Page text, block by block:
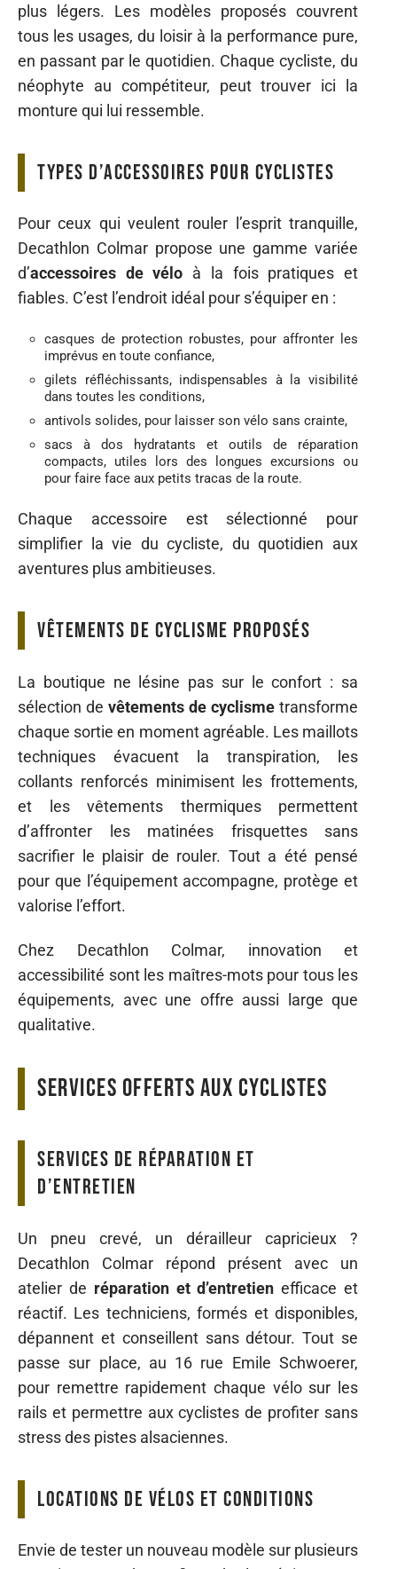
plus légers. Les modèles proposés couvrent
tous les usages, du loisir à la performance pure,
en passant par le quotidien. Chaque cycliste, du
néophyte au compétiteur, peut trouver ici la
monture qui lui ressemble.
Types d’accessoires pour cyclistes
Pour ceux qui veulent rouler l’esprit tranquille,
Decathlon Colmar propose une gamme variée
d’accessoires de vélo à la fois pratiques et
fiables. C’est l’endroit idéal pour s’équiper en :
casques de protection robustes, pour affronter les
imprévus en toute confiance,
gilets réfléchissants, indispensables à la visibilité
dans toutes les conditions,
antivols solides, pour laisser son vélo sans crainte,
sacs à dos hydratants et outils de réparation
compacts, utiles lors des longues excursions ou
pour faire face aux petits tracas de la route.
Chaque accessoire est sélectionné pour
simplifier la vie du cycliste, du quotidien aux
aventures plus ambitieuses.
Vêtements de cyclisme proposés
La boutique ne lésine pas sur le confort : sa
sélection de vêtements de cyclisme transforme
chaque sortie en moment agréable. Les maillots
techniques évacuent la transpiration, les
collants renforcés minimisent les frottements,
et les vêtements thermiques permettent
d’affronter les matinées frisquettes sans
sacrifier le plaisir de rouler. Tout a été pensé
pour que l’équipement accompagne, protège et
valorise l’effort.
Chez Decathlon Colmar, innovation et
accessibilité sont les maîtres-mots pour tous les
équipements, avec une offre aussi large que
qualitative.
Services offerts aux cyclistes
Services de réparation et
d’entretien
Un pneu crevé, un dérailleur capricieux ?
Decathlon Colmar répond présent avec un
atelier de réparation et d’entretien efficace et
réactif. Les techniciens, formés et disponibles,
dépannent et conseillent sans détour. Tout se
passe sur place, au 16 rue Emile Schwoerer,
pour remettre rapidement chaque vélo sur les
rails et permettre aux cyclistes de profiter sans
stress des pistes alsaciennes.
Locations de vélos et conditions
Envie de tester un nouveau modèle sur plusieurs